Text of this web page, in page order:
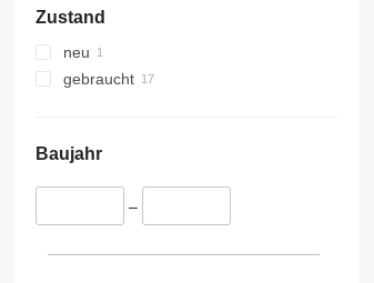
345
349
374
390
Vibromax
Zustand
neu
gebraucht
Baujahr
–